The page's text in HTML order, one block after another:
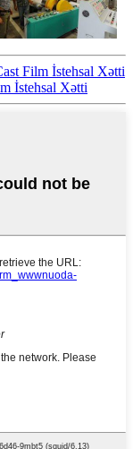
Film İstehsal Xətti
İstehsal Xətti